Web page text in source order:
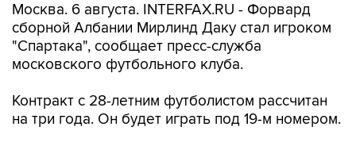
Москва. 6 августа. INTERFAX.RU - Форвард
сборной Албании Мирлинд Даку стал игроком
"Спартака", сообщает пресс-служба
московского футбольного клуба.
Контракт с 28-летним футболистом рассчитан
на три года. Он будет играть под 19-м номером.